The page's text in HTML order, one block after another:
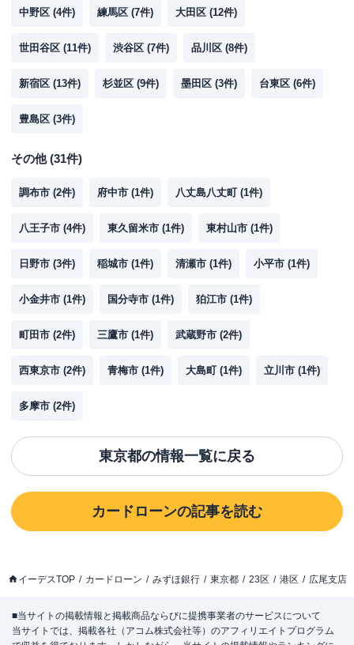
中野区 (4件) 練馬区 (7件) 大田区 (12件)
世田谷区 (11件) 渋谷区 (7件) 品川区 (8件)
新宿区 (13件) 杉並区 (9件) 墨田区 (3件) 台東区 (6件)
豊島区 (3件)
その他(31件)
調布市 (2件) 府中市 (1件) 八丈島八丈町 (1件)
八王子市 (4件) 東久留米市 (1件) 東村山市 (1件)
日野市 (3件) 稲城市 (1件) 清瀬市 (1件) 小平市 (1件)
小金井市 (1件) 国分寺市 (1件) 狛江市 (1件)
町田市 (2件) 三鷹市 (1件) 武蔵野市 (2件)
西東京市 (2件) 青梅市 (1件) 大島町 (1件) 立川市 (1件)
多摩市 (2件)
東京都の情報一覧に戻る
カードローンの記事を読む
イーデスTOP カードローン みずほ銀行 東京都 23区 港区 広尾支店
■当サイトの掲載情報と掲載商品ならびに提携事業者のサービスについて
当サイトでは、掲載各社（アコム株式会社等）のアフィリエイトプログラム